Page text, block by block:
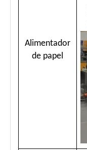
Alimentador
de papel